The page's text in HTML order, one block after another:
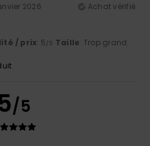
2026
Achat vérifié
/ prix: 5/5 Taille: Trop grand
/5